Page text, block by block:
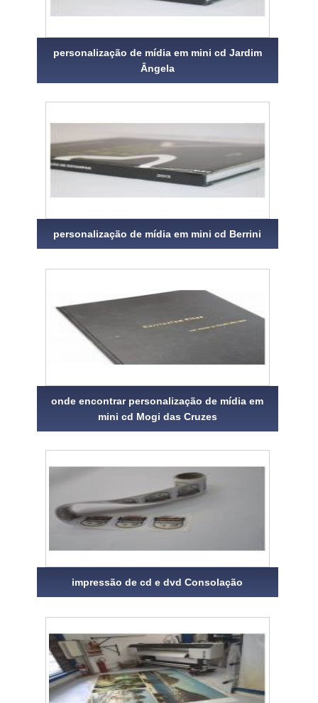
personalização de mídia em mini cd Jardim
Ângela
personalização de mídia em mini cd Berrini
onde encontrar personalização de mídia em
mini cd Mogi das Cruzes
impressão de cd e dvd Consolação